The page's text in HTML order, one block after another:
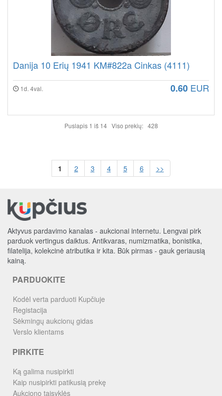
Danija 10 Erių 1941 KM#822a Cinkas (4111)
1d. 4val. 0.60 EUR
Puslapis 1 iš 14 Viso prekių: 428
1 2 3 4 5 6 >>
Aktyvus pardavimo kanalas - aukcionai internetu. Lengvai pirk
parduok vertingus daiktus. Antikvaras, numizmatika, bonistika,
filatelija, kolekcinė atributika ir kita. Būk pirmas - gauk geriausią
kainą.
PARDUOKITE
Kodėl verta parduoti Kupčiuje
Registacija
Sėkmingų aukcionų gidas
Verslo klientams
PIRKITE
Ką galima nusipirkti
Kaip nusipirkti patikusią prekę
Aukciono taisyklės